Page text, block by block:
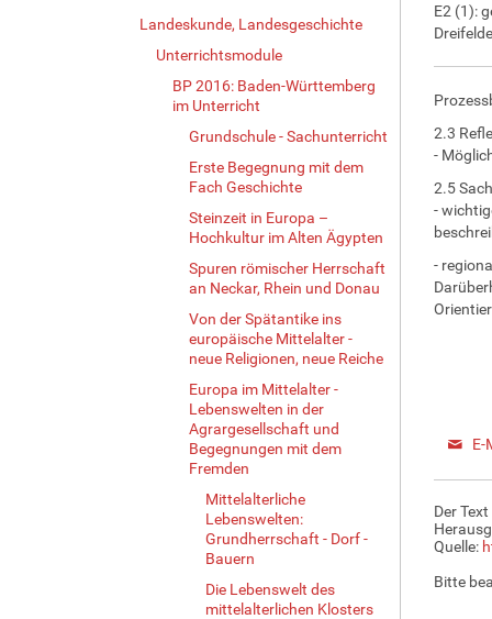
Landeskunde, Landesgeschichte
Unterrichtsmodule
BP 2016: Baden-Württemberg
im Unterricht
Grundschule - Sachunterricht
Erste Begegnung mit dem
Fach Geschichte
Steinzeit in Europa –
Hochkultur im Alten Ägypten
Spuren römischer Herrschaft
an Neckar, Rhein und Donau
Von der Spätantike ins
europäische Mittelalter -
neue Religionen, neue Reiche
Europa im Mittelalter -
Lebenswelten in der
Agrargesellschaft und
Begegnungen mit dem
Fremden
Mittelalterliche
Lebenswelten:
Grundherrschaft - Dorf -
Bauern
Die Lebenswelt des
mittelalterlichen Klosters
E2 (1):
2.3
-
2.5
-
-
E-
Der
Quelle:
Bitte